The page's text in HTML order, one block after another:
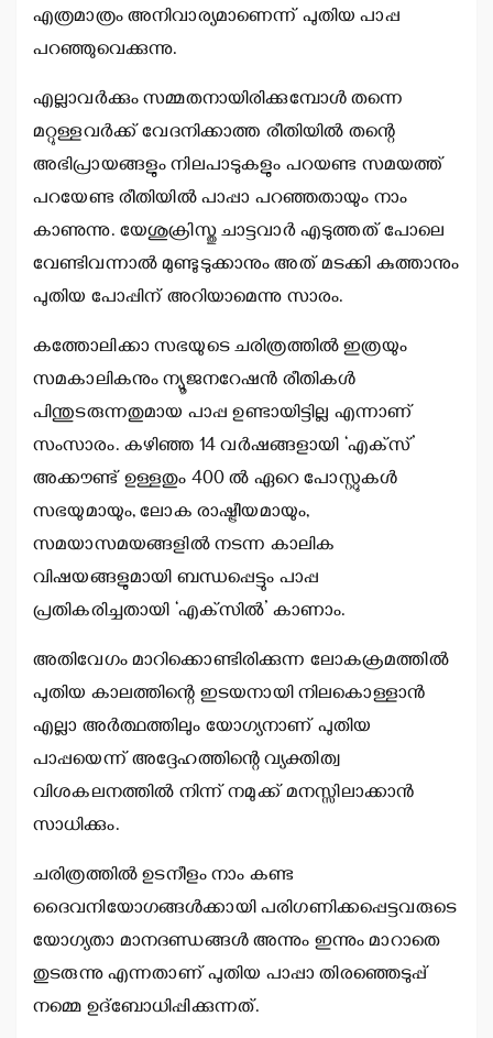
എത്രമാത്രം അനിവാര്യമാണെന്ന് പുതിയ പാപ്പ
പറഞ്ഞുവെക്കുന്നു.
എല്ലാവര്‍ക്കും സമ്മതനായിരിക്കുമ്പോള്‍ തന്നെ
മറ്റുള്ളവര്‍ക്ക് വേദനിക്കാത്ത രീതിയില്‍ തന്റെ
അഭിപ്രായങ്ങളും നിലപാടുകളും പറയണ്ട സമയത്ത്
പറയേണ്ട രീതിയില്‍ പാപ്പാ പറഞ്ഞതായും നാം
കാണുന്നു. യേശുക്രിസ്തു ചാട്ടവാര്‍ എടുത്തത് പോലെ
വേണ്ടിവന്നാല്‍ മുണ്ടുടുക്കാനും അത് മടക്കി കുത്താനും
പുതിയ പോപ്പിന് അറിയാമെന്നു സാരം.
കത്തോലിക്കാ സഭയുടെ ചരിത്രത്തില്‍ ഇത്രയും
സമകാലികനും ന്യൂജനറേഷന്‍ രീതികള്‍
പിന്തുടരുന്നതുമായ പാപ്പ ഉണ്ടായിട്ടില്ല എന്നാണ്
സംസാരം. കഴിഞ്ഞ 14 വര്‍ഷങ്ങളായി ‘എക്‌സ്’
അക്കൗണ്ട് ഉള്ളതും 400 ല്‍ ഏറെ പോസ്റ്റുകള്‍
സഭയുമായും, ലോക രാഷ്ട്രീയമായും,
സമയാസമയങ്ങളില്‍ നടന്ന കാലിക
വിഷയങ്ങളുമായി ബന്ധപ്പെട്ടും പാപ്പ
പ്രതികരിച്ചതായി ‘എക്‌സില്‍’ കാണാം.
അതിവേഗം മാറിക്കൊണ്ടിരിക്കുന്ന ലോകക്രമത്തില്‍
പുതിയ കാലത്തിന്റെ ഇടയനായി നിലകൊള്ളാന്‍
എല്ലാ അര്‍ത്ഥത്തിലും യോഗ്യനാണ് പുതിയ
പാപ്പയെന്ന് അദ്ദേഹത്തിന്റെ വ്യക്തിത്വ
വിശകലനത്തില്‍ നിന്ന് നമുക്ക് മനസ്സിലാക്കാന്‍
സാധിക്കും.
ചരിത്രത്തില്‍ ഉടനീളം നാം കണ്ട
ദൈവനിയോഗങ്ങള്‍ക്കായി പരിഗണിക്കപ്പെട്ടവരുടെ
യോഗ്യതാ മാനദണ്ഡങ്ങള്‍ അന്നും ഇന്നും മാറാതെ
തുടരുന്നു എന്നതാണ് പുതിയ പാപ്പാ തിരഞ്ഞെടുപ്പ്
നമ്മെ ഉദ്ബോധിപ്പിക്കുന്നത്.